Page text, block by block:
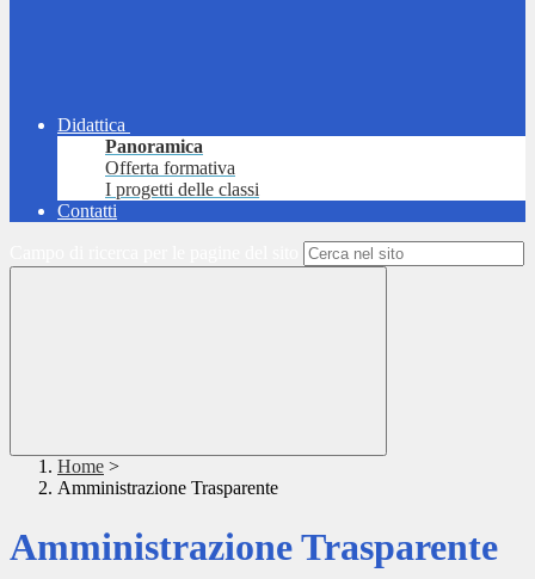
Didattica
Panoramica
Offerta formativa
I progetti delle classi
Contatti
Home >
Amministrazione Trasparente
Amministrazione Trasparente